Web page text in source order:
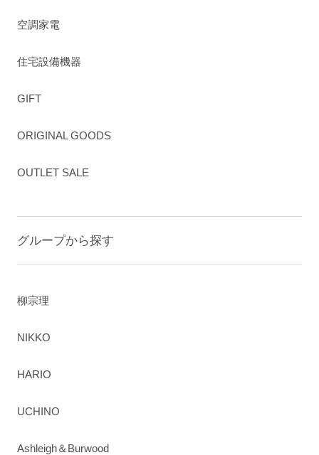
空調家電
住宅設備機器
GIFT
ORIGINAL GOODS
OUTLET SALE
グループから探す
柳宗理
NIKKO
HARIO
UCHINO
Ashleigh＆Burwood